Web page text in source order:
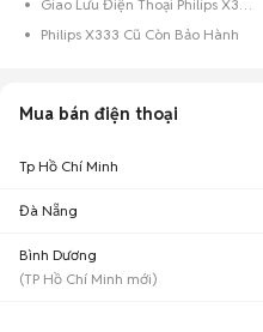
Giao Lưu Điện Thoại Philips X333
Philips X333 Cũ Còn Bảo Hành
Mua bán điện thoại
Tp Hồ Chí Minh
Đà Nẵng
Bình Dương
(TP Hồ Chí Minh mới)